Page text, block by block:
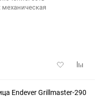
Добавить
Endever Grillmaster-290